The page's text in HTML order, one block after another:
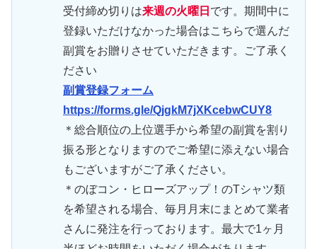
受付締め切りは来週の火曜日 です。期間中に
登録いただけなかった場合はこちらで選んだ
副賞をお贈りさせていただきます。ご了承く
ださい
副賞登録フォーム
https://forms.gle/QjgkM7jXKcebwCUY8
＊総合順位の上位選手から希望の副賞を割り
振る形となりますのでご希望に添えない場合
もございますがご了承ください。
＊のぼコン・ヒローズアップ！のTシャツ類
を希望される場合、毎月月末にまとめて業者
さんに発注を行っております。最大で1ヶ月